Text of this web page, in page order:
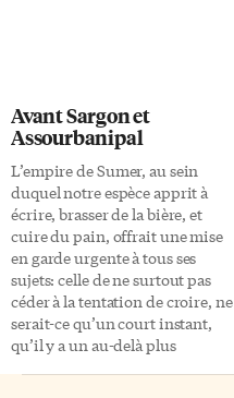
voix mécontentes se font
entendre dans la communauté
astronomique sur la façon dont
l’équipe de Kepler garde
jalousement ses données.
Kepler est un observatoire de
[…]
Avant Sargon et
Assourbanipal
L’empire de Sumer, au sein
duquel notre espèce apprit à
écrire, brasser de la bière, et
cuire du pain, offrait une mise
en garde urgente à tous ses
sujets: celle de ne surtout pas
céder à la tentation de croire, ne
serait-ce qu’un court instant,
qu’il y a un au-delà plus